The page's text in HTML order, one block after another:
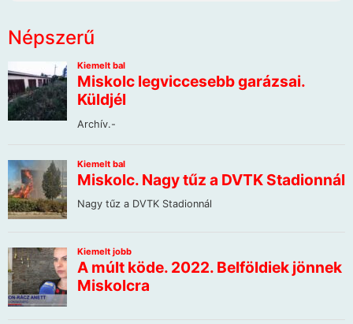
Népszerű